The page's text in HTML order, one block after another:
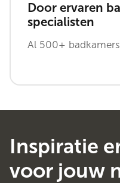
Door ervaren
specialisten
Al 500+
Inspiratie
voor jouw